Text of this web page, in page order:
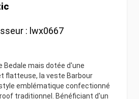
: lwx0667
Bedale mais dotée d'une
flatteuse, la veste Barbour
emblématique confectionné
traditionnel. Bénéficiant d'un